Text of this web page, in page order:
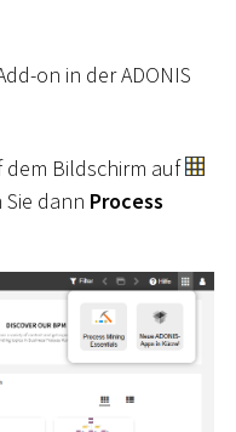
on in der ADONIS
dem Bildschirm auf
dann Process